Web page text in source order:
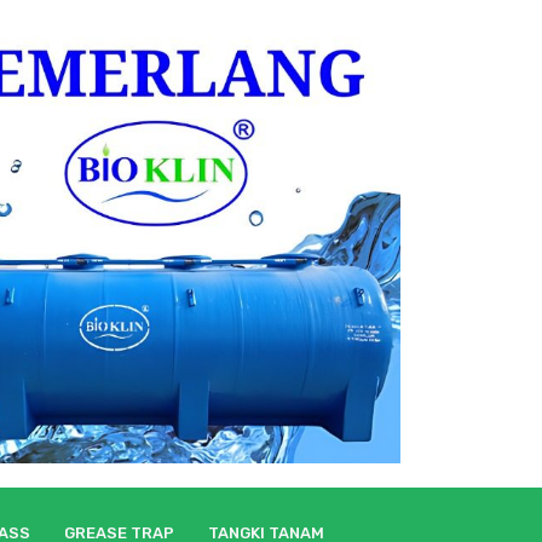
GREASE TRAP TANGKI TANAM